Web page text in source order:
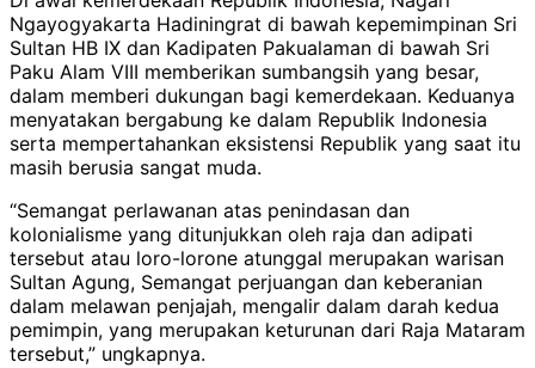
Ngayogyakarta Hadiningrat di bawah kepemimpinan Sri
Sultan HB IX dan Kadipaten Pakualaman di bawah Sri
Paku Alam VIII memberikan sumbangsih yang besar,
dalam memberi dukungan bagi kemerdekaan. Keduanya
menyatakan bergabung ke dalam Republik Indonesia
serta mempertahankan eksistensi Republik yang saat itu
masih berusia sangat muda.
“Semangat perlawanan atas penindasan dan
kolonialisme yang ditunjukkan oleh raja dan adipati
tersebut atau loro-lorone atunggal merupakan warisan
Sultan Agung, Semangat perjuangan dan keberanian
dalam melawan penjajah, mengalir dalam darah kedua
pemimpin, yang merupakan keturunan dari Raja Mataram
tersebut,” ungkapnya.